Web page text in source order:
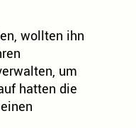
wollten ihn
um
hatten die